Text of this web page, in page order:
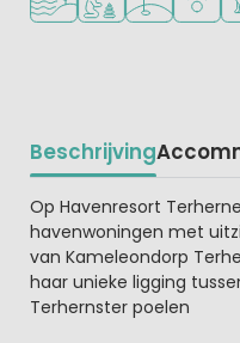
Beschrijving
Beschrijving
Op Havenresort
havenwoningen met
van Kameleondorp
haar unieke ligging
Terhernster poelen